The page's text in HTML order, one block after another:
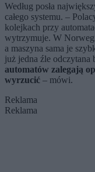
Według posła
całego systemu. –
kolejkach przy
wytrzymuje. W
a maszyna sama je
już jedna źle odczytana
automatów zalegają
wyrzucić – mówi.
Reklama
Reklama